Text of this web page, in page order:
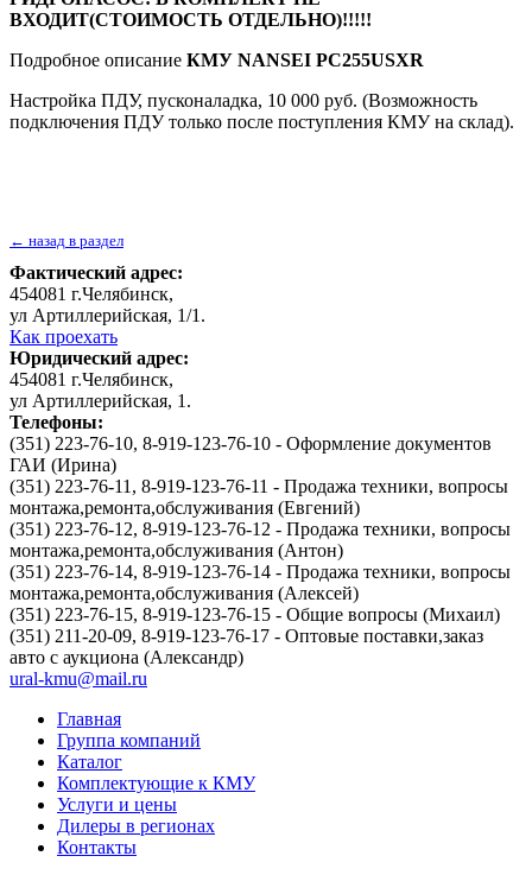
ВХОДИТ(СТОИМОСТЬ ОТДЕЛЬНО)!!!!!
Подробное описание КМУ NANSEI PC255USXR
Настройка ПДУ, пусконаладка, 10 000 руб. (Возможность
подключения ПДУ только после поступления КМУ на склад).
← назад в раздел
Фактический адрес:
454081 г.Челябинск,
ул Артиллерийская, 1/1 .
Как проехать
Юридический адрес:
454081 г.Челябинск,
ул Артиллерийская, 1 .
Телефоны:
(351) 223-76-10, 8-919-123-76-10 - Оформление документов
ГАИ (Ирина)
(351) 223-76-11, 8-919-123-76-11 - Продажа техники, вопросы
монтажа,ремонта,обслуживания (Евгений)
(351) 223-76-12, 8-919-123-76-12 - Продажа техники, вопросы
монтажа,ремонта,обслуживания (Антон)
(351) 223-76-14, 8-919-123-76-14 - Продажа техники, вопросы
монтажа,ремонта,обслуживания (Алексей)
(351) 223-76-15, 8-919-123-76-15 - Общие вопросы (Михаил)
(351) 211-20-09, 8-919-123-76-17 - Оптовые поставки,заказ
авто с аукциона (Александр)
ural-kmu@mail.ru
Главная
Группа компаний
Каталог
Комплектующие к КМУ
Услуги и цены
Дилеры в регионах
Контакты